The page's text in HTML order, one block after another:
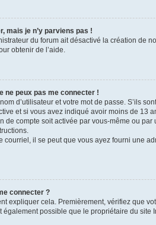
mais je n’y parviens pas !
du forum ait désactivé la création
obtenir de l’aide.
ne peux pas me connecter !
d’utilisateur et votre mot de passe. S’ils
et si vous avez indiqué avoir moins de 13
de compte soit activée par vous-même ou
courriel, il se peut que vous ayez fourni une
connecter ?
expliquer cela. Premièrement, vérifiez que
également possible que le propriétaire du